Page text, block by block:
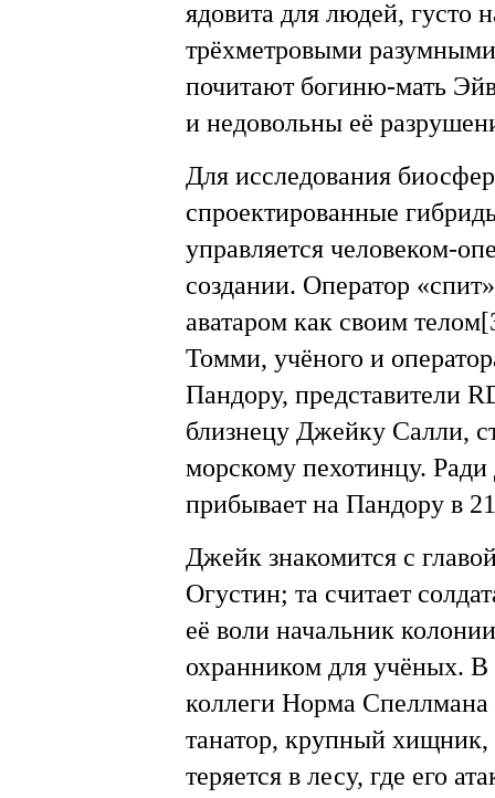
ядовита для людей, густо
трёхметровыми
почитают богиню-мать
и недовольны её
Для исследования
спроектированные
управляется человеком-
создании. Оператор
аватаром как своим
Томми, учёного и
Пандору, представители
близнецу Джейку Салли,
морскому пехотинцу.
прибывает на Пандору в
Джейк знакомится с
Огустин; та считает
её воли начальник
охранником для учёных. В
коллеги Норма Спеллмана
танатор, крупный
теряется в лесу, где его